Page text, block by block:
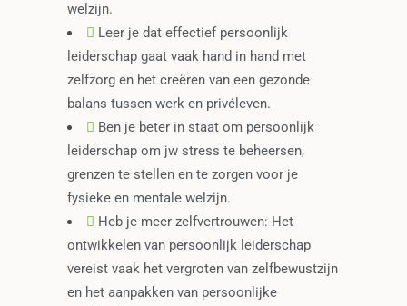
welzijn.
Leer je dat effectief persoonlijk
leiderschap gaat vaak hand in hand met
zelfzorg en het creëren van een gezonde
balans tussen werk en privéleven.
Ben je beter in staat om persoonlijk
leiderschap om jw stress te beheersen,
grenzen te stellen en te zorgen voor je
fysieke en mentale welzijn.
Heb je meer zelfvertrouwen: Het
ontwikkelen van persoonlijk leiderschap
vereist vaak het vergroten van zelfbewustzijn
en het aanpakken van persoonlijke